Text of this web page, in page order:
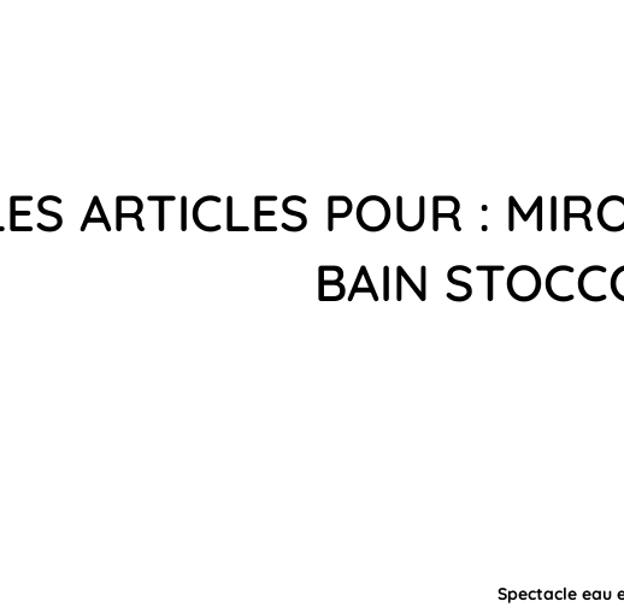
ARTICLES POUR :
BAIN
Spectacle eau